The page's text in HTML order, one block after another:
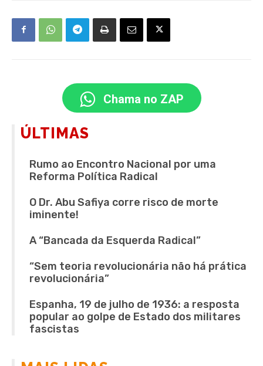
Chama no ZAP
ÚLTIMAS
Rumo ao Encontro Nacional por uma
Reforma Política Radical
O Dr. Abu Safiya corre risco de morte
iminente!
A “Bancada da Esquerda Radical”
“Sem teoria revolucionária não há prática
revolucionária”
Espanha, 19 de julho de 1936: a resposta
popular ao golpe de Estado dos militares
fascistas